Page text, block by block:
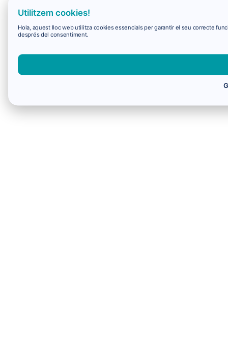
Utilitzem cookies!
Hola, aquest lloc web utilitza cookies essencials per garantir el seu correcte
després del consentiment.